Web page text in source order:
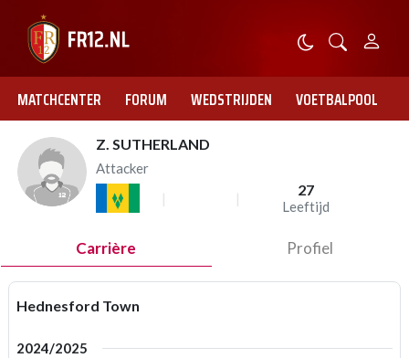
MATCHCENTER FORUM WEDSTRIJDEN VOETBALPOOL
Z. SUTHERLAND
Attacker
27
Leeftijd
Carrière Profiel
Hednesford Town
2024/2025